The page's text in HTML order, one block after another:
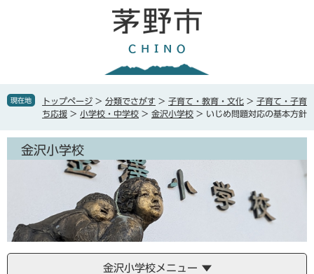
で
ば
本
現在地 トップページ > 分類でさがす > 子育て・教育・文化 > 子育て・子育
ち応援 > 小学校・中学校 > 金沢小学校 > いじめ問題対応の基本方針
金沢小学校
金沢小学校メニュー